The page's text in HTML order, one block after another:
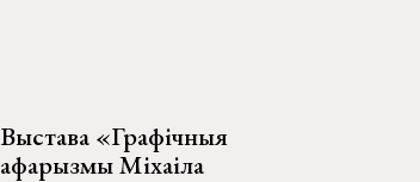
Выстава «Графічныя
афарызмы Міхаіла